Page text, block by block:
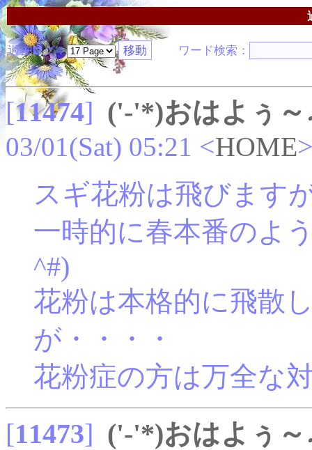
過去ログ： ワード検索：
[11474] ('-'*)おはよぅ～
03/01(Sat) 05:21 <HOME
スギ花粉は飛びます
一時的に春本番のよ
^#)
花粉は本格的に飛散
が・・・・
花粉症の方は万全な
[11473] ('-'*)おはよぅ～